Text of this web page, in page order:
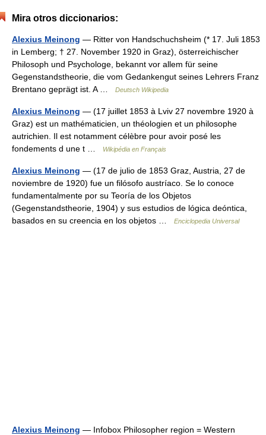
Mira otros diccionarios:
Alexius Meinong — Ritter von Handschuchsheim (* 17. Juli 1853
in Lemberg; † 27. November 1920 in Graz), österreichischer
Philosoph und Psychologe, bekannt vor allem für seine
Gegenstandstheorie, die vom Gedankengut seines Lehrers Franz
Brentano geprägt ist. A …
Deutsch Wikipedia
Alexius Meinong — (17 juillet 1853 à Lviv 27 novembre 1920 à
Graz) est un mathématicien, un théologien et un philosophe
autrichien. Il est notamment célèbre pour avoir posé les
fondements d une t …
Wikipédia en Français
Alexius Meinong — (17 de julio de 1853 Graz, Austria, 27 de
noviembre de 1920) fue un filósofo austríaco. Se lo conoce
fundamentalmente por su Teoría de los Objetos
(Gegenstandstheorie, 1904) y sus estudios de lógica deóntica,
basados en su creencia en los objetos …
Enciclopedia Universal
Alexius Meinong — Infobox Philosopher region = Western